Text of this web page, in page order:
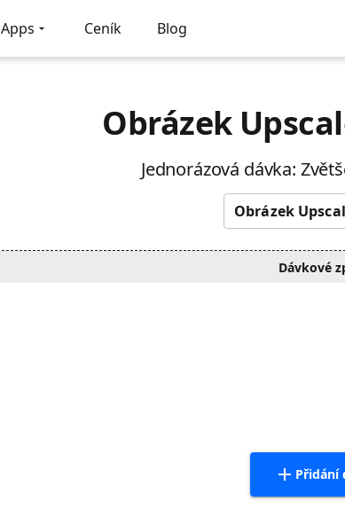
Apps Ceník Blog
Obrázek
Jednorázová dávka:
Obrázek
Dávkové
Přidání